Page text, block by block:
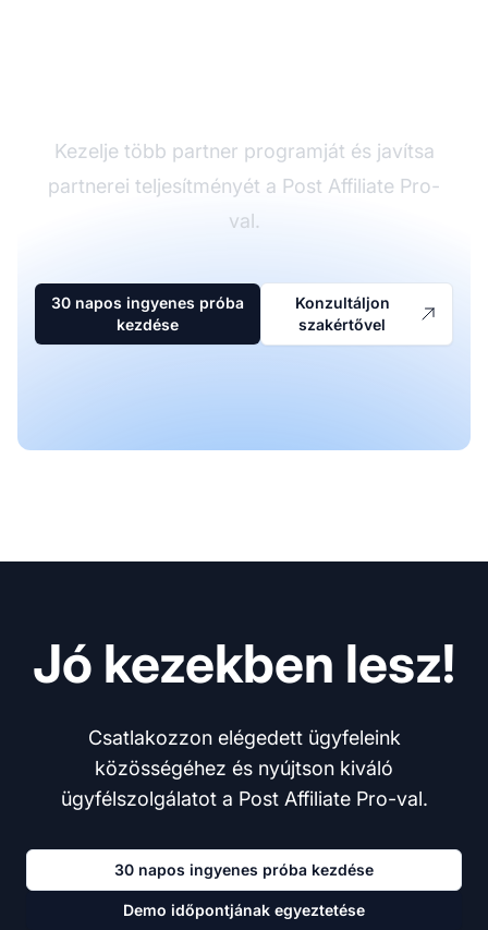
Kezelje több partner programját és javítsa
partnerei teljesítményét a Post Affiliate Pro-
val.
30 napos ingyenes próba
kezdése
Konzultáljon
szakértővel
Jó kezekben lesz!
Csatlakozzon elégedett ügyfeleink
közösségéhez és nyújtson kiváló
ügyfélszolgálatot a Post Affiliate Pro-val.
30 napos ingyenes próba kezdése
Demo időpontjának egyeztetése